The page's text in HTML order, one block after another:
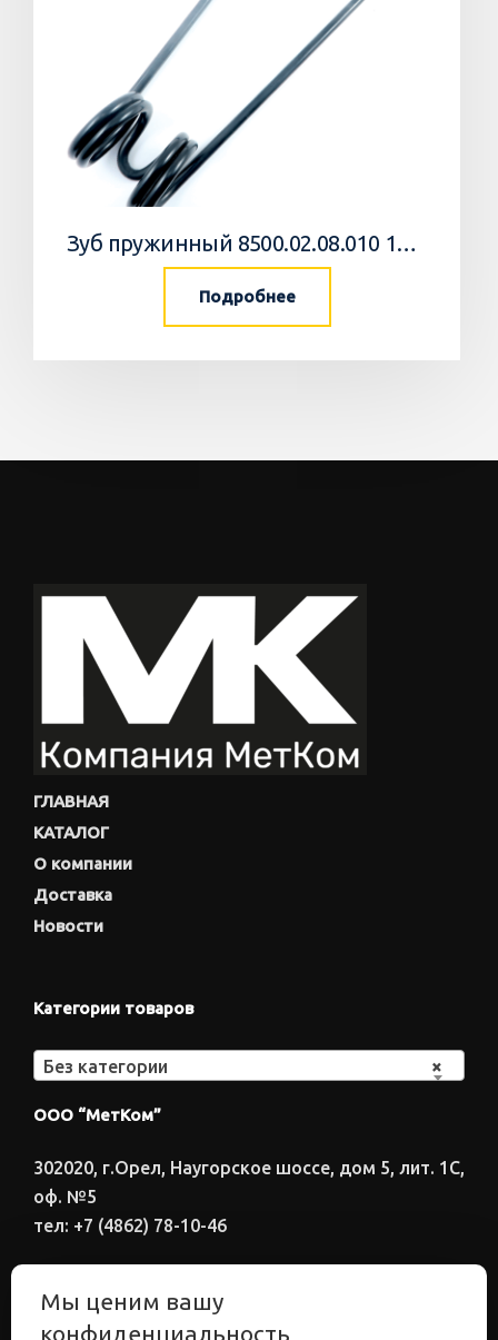
Зуб пружинный 8500.02.08.010 10 Агромастер
Подробнее
ГЛАВНАЯ
КАТАЛОГ
О компании
Доставка
Новости
Категории товаров
×
Без категории
ООО “МетКом”
302020, г.Орел, Наугорское шоссе, дом 5, лит. 1С,
оф. №5
тел: +7 (4862) 78-10-46
Электронный адрес
Мы ценим вашу
конфиденциальность